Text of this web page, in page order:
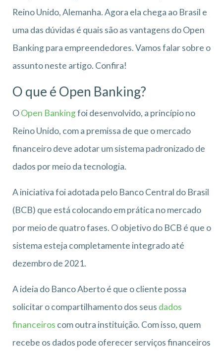
Reino Unido, Alemanha. Agora ela chega ao Brasil e
uma das dúvidas é quais são as vantagens do Open
Banking para empreendedores. Vamos falar sobre o
assunto neste artigo. Confira!
O que é Open Banking?
OOpen Bankingfoi desenvolvido, a princípio no
Reino Unido, com a premissa de que o mercado
financeiro deve adotar um sistema padronizado de
dados por meio da tecnologia.
A iniciativa foi adotada pelo Banco Central do Brasil
(BCB) que está colocando em prática no mercado
por meio de quatro fases. O objetivo do BCB é que o
sistema esteja completamente integrado até
dezembro de 2021.
A ideia do Banco Aberto é que o cliente possa
solicitar o compartilhamento dos seus dados
financeiros com outra instituição. Com isso, quem
recebe os dados pode oferecer serviços financeiros